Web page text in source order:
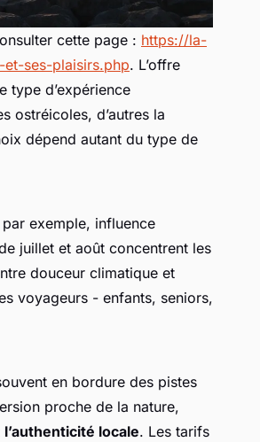
cette page : https://la-
ses-plaisirs.php. L’offre
type d’expérience
ostréicoles, d’autres la
dépend autant du type de
par exemple, influence
juillet et août concentrent les
douceur climatique et
voyageurs - enfants, seniors,
en bordure des pistes
proche de la nature,
l’authenticité locale. Les tarifs